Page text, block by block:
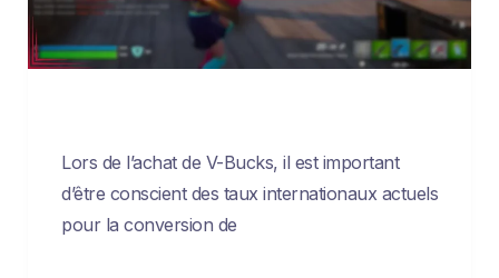
Lors de l’achat de V-Bucks, il est important
d’être conscient des taux internationaux actuels
pour la conversion de